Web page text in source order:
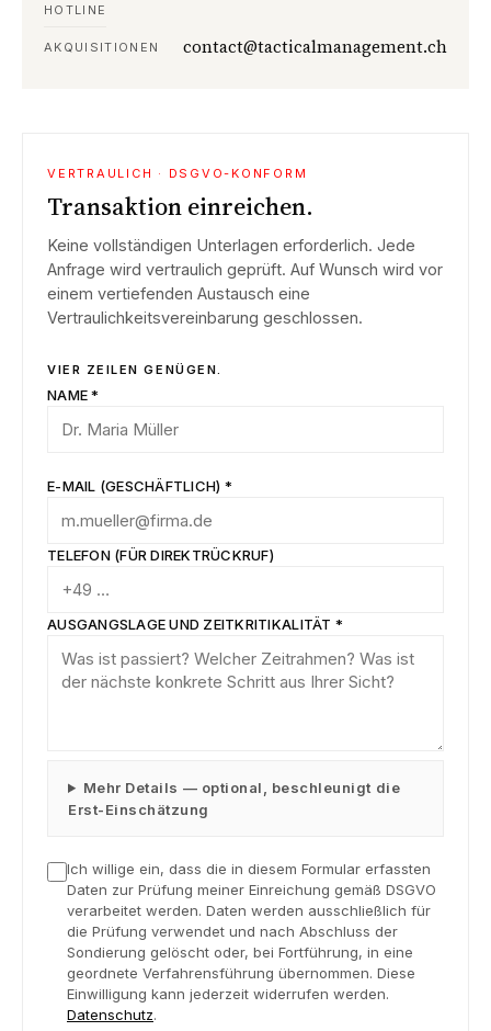
HOTLINE
AKQUISITIONEN contact@tacticalmanagement.ch
VERTRAULICH · DSGVO-KONFORM
Transaktion einreichen.
Keine vollständigen Unterlagen erforderlich. Jede
Anfrage wird vertraulich geprüft. Auf Wunsch wird vor
einem vertiefenden Austausch eine
Vertraulichkeitsvereinbarung geschlossen.
VIER ZEILEN GENÜGEN.
NAME *
E-MAIL (GESCHÄFTLICH) *
TELEFON (FÜR DIREKTRÜCKRUF)
AUSGANGSLAGE UND ZEITKRITIKALITÄT *
Mehr Details — optional, beschleunigt die
Erst-Einschätzung
Ich willige ein, dass die in diesem Formular erfassten
Daten zur Prüfung meiner Einreichung gemäß DSGVO
verarbeitet werden. Daten werden ausschließlich für
die Prüfung verwendet und nach Abschluss der
Sondierung gelöscht oder, bei Fortführung, in eine
geordnete Verfahrensführung übernommen. Diese
Einwilligung kann jederzeit widerrufen werden.
Datenschutz.